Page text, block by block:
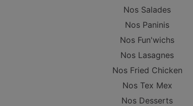
Nos Salades
Nos Paninis
Nos Fun'wichs
Nos Lasagnes
Nos Fried Chicken
Nos Tex Mex
Nos Desserts